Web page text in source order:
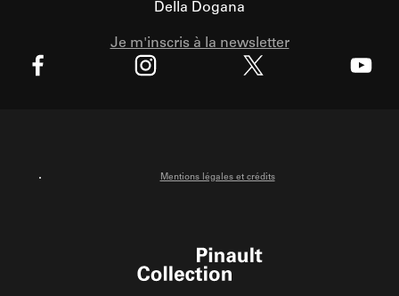
Della Dogana
Je m'inscris à la newsletter
Mentions légales et crédits